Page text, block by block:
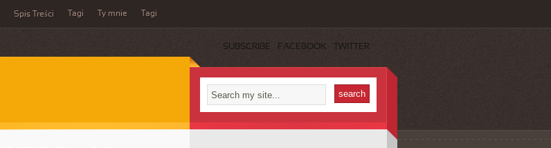
Spis Treści Tagi Ty mnie Tagi
SUBSCRIBE FACEBOOK TWITTER